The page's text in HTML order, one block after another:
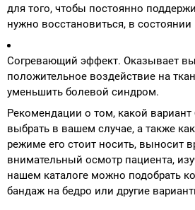
для того, чтобы постоянно
нужно восстановиться, в состоянии
Согревающий эффект. Оказывает
положительное воздействие на
уменьшить болевой синдром.
Рекомендации о том, какой вариант
выбрать в вашем случае, а также
режиме его стоит носить, выносит
внимательный осмотр пациента,
нашем каталоге можно подобрать
бандаж на бедро или другие
Аппараты на суставы
Санитарные приспособления для
инвалидов
Противопролежневые матрасы,
ОПОРЫ, ВЕРТИКАЛИЗАТОРЫ,